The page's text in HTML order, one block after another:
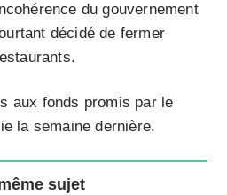
du gouvernement
décidé de fermer
aux fonds promis par le
la semaine dernière.
sujet